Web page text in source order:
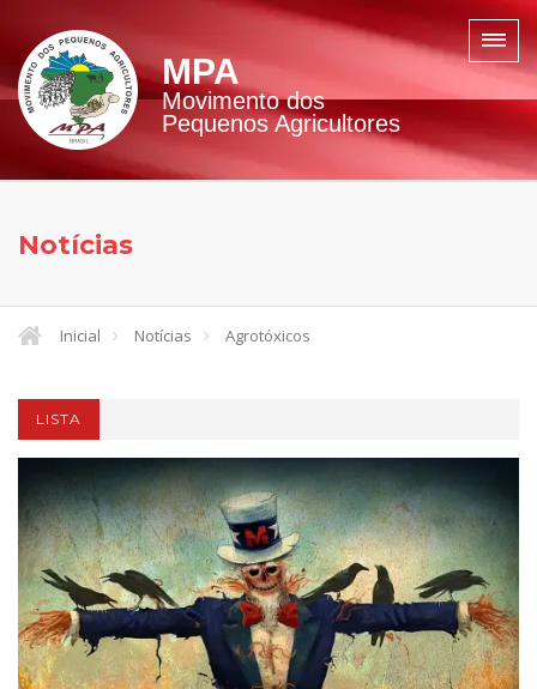
MPA
Movimento dos
Pequenos Agricultores
Notícias
Inicial Notícias Agrotóxicos
LISTA